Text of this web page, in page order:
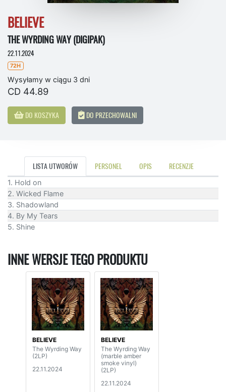
BELIEVE
THE WYRDING WAY (DIGIPAK)
22.11.2024
72H
Wysyłamy w ciągu 3 dni
CD 44.89
DO KOSZYKA DO PRZECHOWALNI
LISTA UTWORÓW PERSONEL OPIS RECENZJE
1. Hold on
2. Wicked Flame
3. Shadowland
4. By My Tears
5. Shine
INNE WERSJE TEGO PRODUKTU
BELIEVE
The Wyrding Way
(2LP)
22.11.2024
BELIEVE
The Wyrding Way
(marble amber
smoke vinyl)
(2LP)
22.11.2024